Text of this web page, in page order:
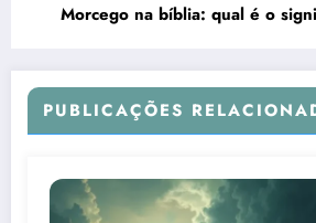
Morcego na bíblia: qual é o
PUBLICAÇÕES